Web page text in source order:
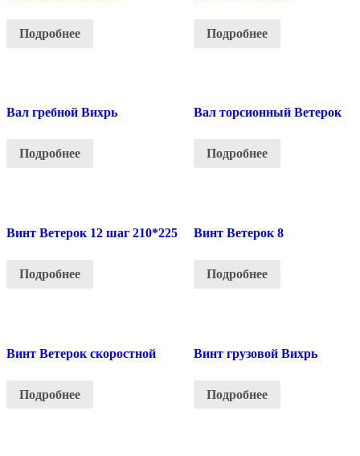
Подробнее Подробнее
Вал гребной Вихрь
Подробнее
Вал торсионный Ветерок
Подробнее
Винт Ветерок 12 шаг 210*225
Подробнее
Винт Ветерок 8
Подробнее
Винт Ветерок скоростной
Подробнее
Винт грузовой Вихрь
Подробнее